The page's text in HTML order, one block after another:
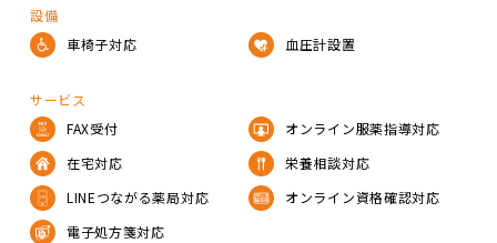
設備
車椅子対応
血圧計設置
サービス
FAX受付
オンライン服薬指導対応
在宅対応
栄養相談対応
LINEつながる薬局対応
オンライン資格確認対応
電子処方箋対応